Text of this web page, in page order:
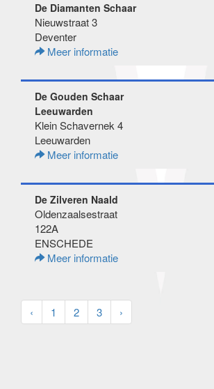
De Diamanten Schaar
Nieuwstraat 3
Deventer
Meer informatie
De Gouden Schaar
Leeuwarden
Klein Schavernek 4
Leeuwarden
Meer informatie
De Zilveren Naald
Oldenzaalsestraat
122A
ENSCHEDE
Meer informatie
‹ 1 2 3 ›